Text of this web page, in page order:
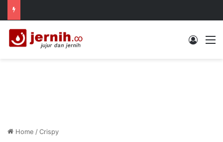
Log In
Home /Crispy